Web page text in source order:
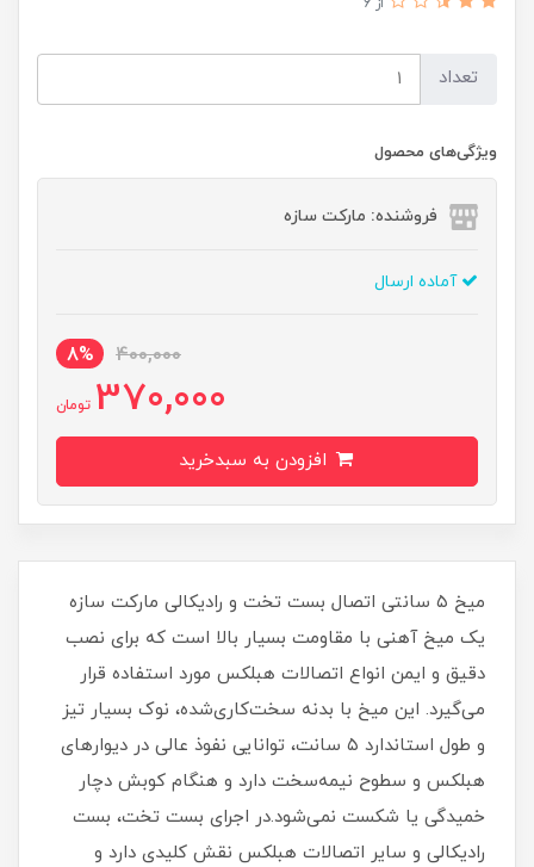
تعداد
ویژگی‌های محصول
فروشنده: مارکت سازه
آماده ارسال
400,000
8%
370,000 تومان
میخ ۵ سانتی اتصال بست تخت و رادیکالی مارکت سازه
یک میخ آهنی با مقاومت بسیار بالا است که برای نصب
دقیق و ایمن انواع اتصالات هبلکس مورد استفاده قرار
می‌گیرد. این میخ با بدنه سخت‌کاری‌شده، نوک بسیار تیز
و طول استاندارد ۵ سانت، توانایی نفوذ عالی در دیوارهای
هبلکس و سطوح نیمه‌سخت دارد و هنگام کوبش دچار
خمیدگی یا شکست نمی‌شود.در اجرای بست تخت، بست
رادیکالی و سایر اتصالات هبلکس نقش کلیدی دارد و